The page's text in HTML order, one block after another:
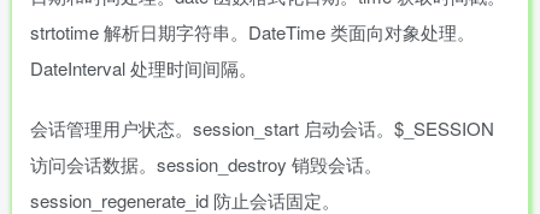
strtotime 解析日期字符串。DateTime 类面向对象处理。
DateInterval 处理时间间隔。
会话管理用户状态。session_start 启动会话。$_SESSION
访问会话数据。session_destroy 销毁会话。
session_regenerate_id 防止会话固定。